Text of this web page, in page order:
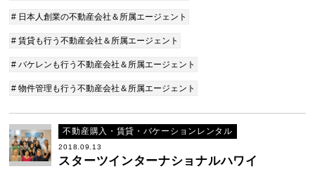
# 日本人創業の不動産会社＆所属エージェント
# 賃貸も行う不動産会社＆所属エージェント
# バケレンも行う不動産会社＆所属エージェント
# 物件管理も行う不動産会社＆所属エージェント
不動産購入・賃貸・バケーションレンタル
2018.09.13
スターツインターナショナルハワイ